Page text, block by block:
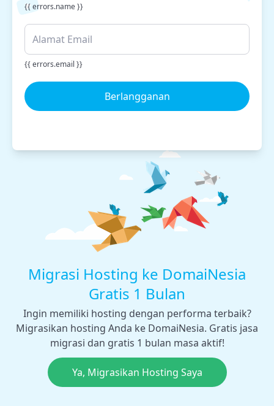
{{ errors.name }}
{{ errors.email }}
Berlangganan
Migrasi Hosting ke DomaiNesia
Gratis 1 Bulan
Ingin memiliki hosting dengan performa terbaik?
Migrasikan hosting Anda ke DomaiNesia. Gratis jasa
migrasi dan gratis 1 bulan masa aktif!
Ya, Migrasikan Hosting Saya